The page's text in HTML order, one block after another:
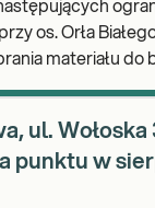
os. Orła Białego
materiału do
ul. Wołoska
punktu w